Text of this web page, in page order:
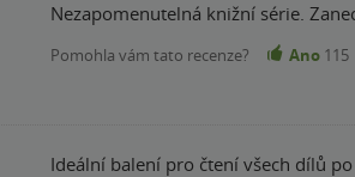
Nezapomenutelná knižní série.
Pomohla vám tato recenze? Ano 115
Ideální balení pro čtení všech dílů